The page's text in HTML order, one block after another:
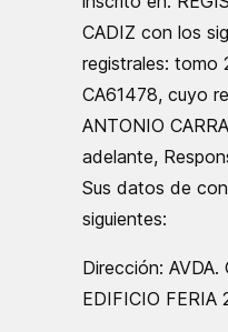
CADIZ con los
registrales:
CA61478, cuyo
ANTONIO
adelante,
Sus datos de
siguientes:
Dirección: AVDA.
EDIFICIO FERIA